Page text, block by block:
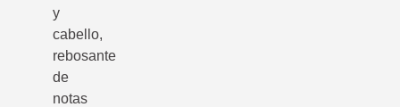
y
cabello,
rebosante
de
notas